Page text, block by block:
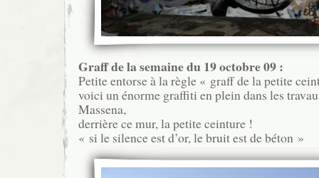
Graff de la semaine du 19 octobre 09 :
Petite entorse à la règle « graff de la petite
voici un énorme graffiti en plein dans les
Massena,
derrière ce mur, la petite ceinture !
« si le silence est d’or, le bruit est de béton »